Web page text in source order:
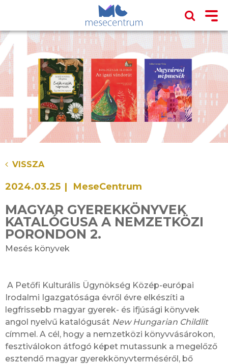
VISSZA
2024.03.25 MeseCentrum
MAGYAR GYEREKKÖNYVEK
KATALÓGUSA A NEMZETKÖZI
PORONDON 2.
Mesés könyvek
A Petőfi Kulturális Ügynökség Közép-európai
Irodalmi Igazgatósága évről évre elkészíti a
legfrissebb magyar gyerek- és ifjúsági könyvek
angol nyelvű katalógusát New Hungarian Childlit
címmel. A cél, hogy a nemzetközi könyvvásárokon,
fesztiválokon átfogó képet mutassunk a megelőző
esztendő magyar gyerekkönyvterméséről, bő